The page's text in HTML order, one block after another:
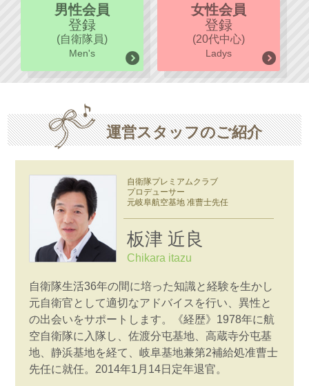
男性会員
登録
(自衛隊員)
Men's
女性会員
登録
(20代中心)
Ladys
運営スタッフのご紹介
自衛隊プレミアムクラブ
プロデューサー
元岐阜航空基地 准曹士先任
板津 近良
Chikara itazu
自衛隊生活36年の間に培った知識と経験を生かし
元自衛官として適切なアドバイスを行い、異性と
の出会いをサポートします。《経歴》1978年に航
空自衛隊に入隊し、佐渡分屯基地、高蔵寺分屯基
地、静浜基地を経て、岐阜基地兼第2補給処准曹士
先任に就任。2014年1月14日定年退官。